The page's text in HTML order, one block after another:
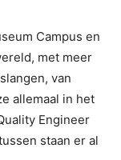
Campus en
met meer
van
allemaal in het
Engineer
staan er al